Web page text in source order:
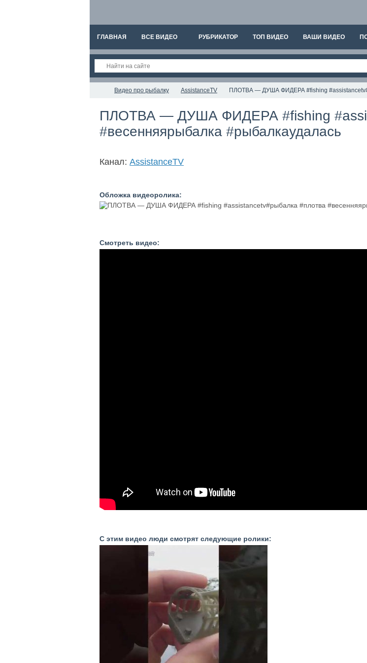
ГЛАВНАЯ ВСЕ ВИДЕО РУБРИКАТОР ТОП ВИДЕО ВАШИ ВИДЕО
Видео про рыбалку AssistanceTV ПЛОТВА — ДУША ФИДЕРА #fishing
ПЛОТВА — ДУША ФИДЕРА #fishing
#весенняярыбалка #рыбалкаудалась
Канал: AssistanceTV
Обложка видеоролика:
Смотреть видео:
С этим видео люди смотрят следующие ролики: